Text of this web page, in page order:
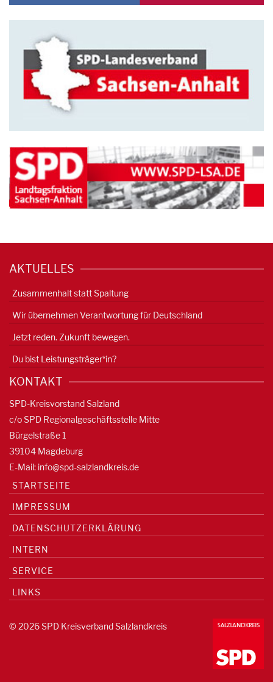
AKTUELLES
Zusammenhalt statt Spaltung
Wir übernehmen Verantwortung für Deutschland
Jetzt reden. Zukunft bewegen.
Du bist Leistungsträger*in?
KONTAKT
SPD-Kreisvorstand Salzland
c/o SPD Regionalgeschäftsstelle Mitte
Bürgelstraße 1
39104 Magdeburg
E-Mail: info@spd-salzlandkreis.de
STARTSEITE
IMPRESSUM
DATENSCHUTZERKLÄRUNG
INTERN
SERVICE
LINKS
© 2026 SPD Kreisverband Salzlandkreis